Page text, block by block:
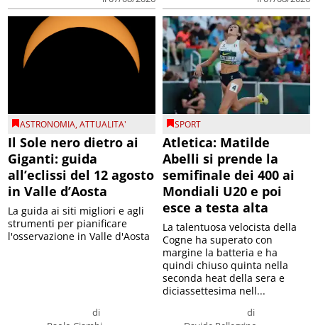
ASTRONOMIA,ATTUALITA'
Il Sole nero dietro ai
Giganti: guida
all’eclissi del 12 agosto
in Valle d’Aosta
di
La guida ai siti migliori e agli
strumenti per pianificare
l'osservazione in Valle d'Aosta
SPORT
Atletica: Matilde
Abelli si prende la
semifinale dei 400 ai
Mondiali U20 e poi
esce a testa alta
di
La talentuosa velocista della
Cogne ha superato con
margine la batteria e ha
quindi chiuso quinta nella
seconda heat della sera e
diciassettesima nell...